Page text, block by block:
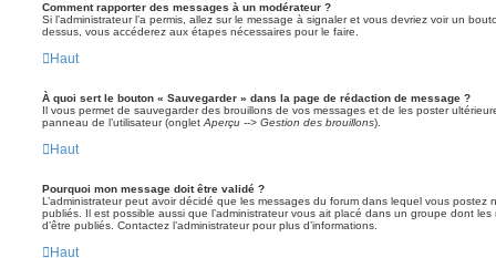
Comment rapporter des messages à un modérateur ?
Si l’administrateur l’a permis, allez sur le message à signaler et vous devriez voir un
dessus, vous accéderez aux étapes nécessaires pour le faire.
Haut
À quoi sert le bouton « Sauvegarder » dans la page de rédaction de message ?
Il vous permet de sauvegarder des brouillons de vos messages et de les poster
panneau de l’utilisateur (onglet Aperçu --> Gestion des brouillons).
Haut
Pourquoi mon message doit être validé ?
L’administrateur peut avoir décidé que les messages du forum dans lequel vous postez
publiés. Il est possible aussi que l’administrateur vous ait placé dans un groupe dont
d’être publiés. Contactez l’administrateur pour plus d’informations.
Haut